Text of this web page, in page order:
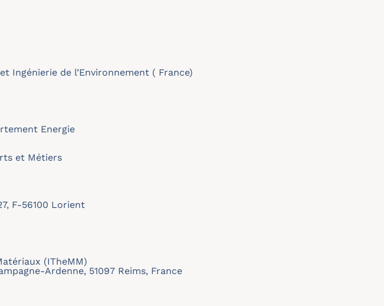
de l’Environnement ( France)
Energie
et Métiers
F-56100 Lorient
(ITheMM)
Ardenne, 51097 Reims, France